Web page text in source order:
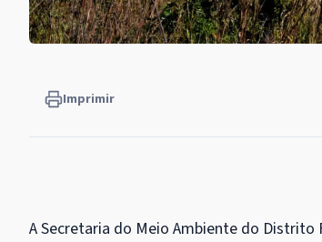
Imprimir
A Secretaria do Meio Ambiente do Distrito